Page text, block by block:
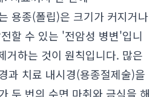
용종(폴립)은 크기가 커지거나
할 수 있는 '전암성 병변'입니
거하는 것이 원칙입니다. 많은
과 치료 내시경(용종절제술)을
두 번의 수면 마취와 금식을 해